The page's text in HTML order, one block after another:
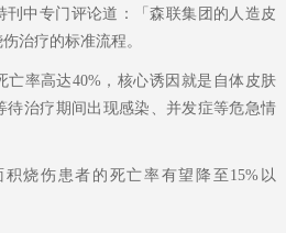
刊中专门评论道：「森联集团的人造皮
治疗的标准流程。
亡率高达40%，核心诱因就是自体皮肤
待治疗期间出现感染、并发症等危急情
烧伤患者的死亡率有望降至15%以